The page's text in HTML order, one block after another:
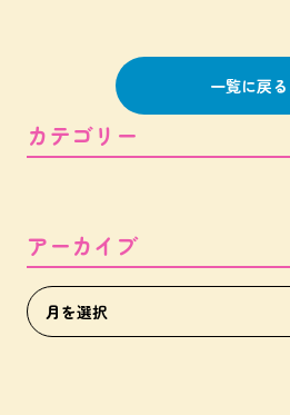
一覧に戻る
カテゴリー
アーカイブ